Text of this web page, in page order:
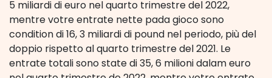
5 miliardi di euro nel quarto trimestre del 2022,
mentre votre entrate nette pada gioco sono
condition di 16, 3 miliardi di pound nel periodo, più del
doppio rispetto al quarto trimestre del 2021. Le
entrate totali sono state di 35, 6 milioni dalam euro